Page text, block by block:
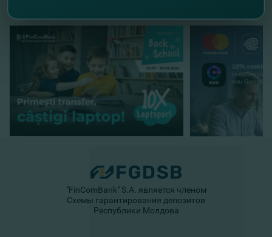
"FinComBank" S.A. является членом
Схемы гарантирования депозитов
Республики Молдова